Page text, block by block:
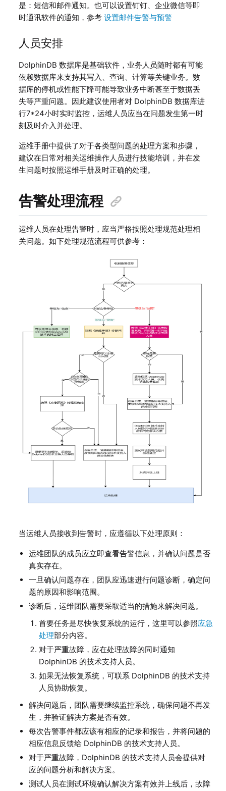
是：短信和邮件通知。也可以设置钉钉、企业微信等即
时通讯软件的通知，参考 设置邮件告警与预警
人员安排
DolphinDB 数据库是基础软件，业务人员随时都有可能
依赖数据库来支持其写入、查询、计算等关键业务。数
据库的停机或性能下降可能导致业务中断甚至于数据丢
失等严重问题。因此建议使用者对 DolphinDB 数据库进
行7*24小时实时监控，运维人员应当在问题发生第一时
刻及时介入并处理。
运维手册中提供了对于各类型问题的处理方案和步骤，
建议在日常对相关运维操作人员进行技能培训，并在发
生问题时按照运维手册及时正确的处理。
告警处理流程
运维人员在处理告警时，应当严格按照处理规范处理相
关问题。如下处理规范流程可供参考：
当运维人员接收到告警时，应遵循以下处理原则：
运维团队的成员应立即查看告警信息，并确认问题是否
真实存在。
一旦确认问题存在，团队应迅速进行问题诊断，确定问
题的原因和影响范围。
诊断后，运维团队需要采取适当的措施来解决问题。
首要任务是尽快恢复系统的运行，这里可以参照应急
处理部分内容。
对于严重故障，应在处理故障的同时通知
DolphinDB 的技术支持人员。
如果无法恢复系统，可联系 DolphinDB 的技术支持
人员协助恢复。
解决问题后，团队需要继续监控系统，确保问题不再发
生，并验证解决方案是否有效。
每次告警事件都应该有相应的记录和报告，并将问题的
相应信息反馈给 DolphinDB 的技术支持人员。
对于严重故障，DolphinDB 的技术支持人员会提供对
应的问题分析和解决方案。
测试人员在测试环境确认解决方案有效并上线后，故障